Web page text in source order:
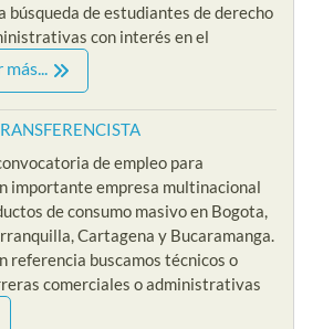
búsqueda de estudiantes de derecho
con interés en el
más...
de empleo para
importante empresa multinacional
de consumo masivo en Bogota,
Cartagena y Bucaramanga.
referencia buscamos técnicos o
comerciales o administrativas